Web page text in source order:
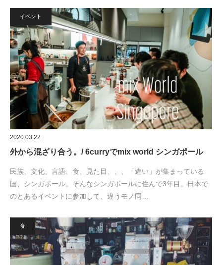
イベント
2020.03.22
外から混ざり合う。/ 6curryでmix world シンガポール
民族、文化、言語、食、見た目、、、「違い」が集まっている
国、シンガポール。そんなシンガポールに住んで3年目。日本で
のとあるイベントに参加して、違うモノ同…
食